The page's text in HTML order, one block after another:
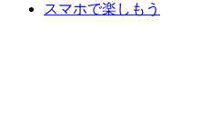
スマホで楽しもう